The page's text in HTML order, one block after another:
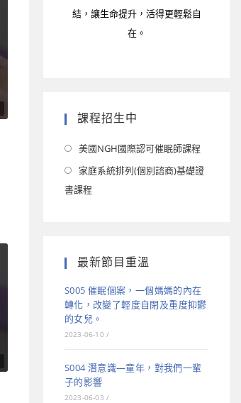
結，讓生命提升，活得更輕鬆自
在。
課程招生中
美國NGH國際認可催眠師課程
家庭系統排列(個別諮商)基礎證
書課程
最新節目重溫
S005 催眠個案，一個媽媽的內在
轉化，改變了輕度自閉及重度抑鬱
的女兒。
2023-06-10 /
S004 潛意識—童年，對我們一輩
子的影響
2023-06-03 /